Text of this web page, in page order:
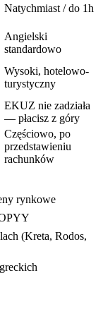
Natychmiast / do 1h
Angielski
standardowo
Wysoki, hotelowo-
turystyczny
EKUZ nie zadziała
— płacisz z góry
Częściowo, po
przedstawieniu
rachunków
rynkowe
(Kreta, Rodos,